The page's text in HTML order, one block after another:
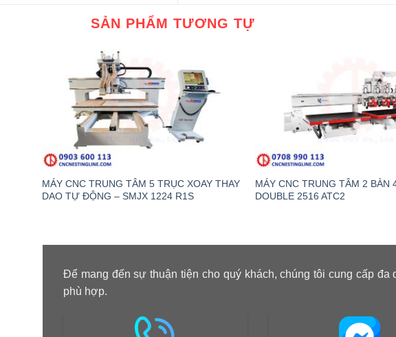
SẢN PHẨM TƯƠNG TỰ
MÁY CNC TRUNG TÂM 5 TRỤC XOAY THAY
DAO TỰ ĐỘNG – SMJX 1224 R1S
MÁY CNC TRUNG TÂM 2 BÀN
DOUBLE 2516 ATC2
Để mang đến sự thuận tiện cho quý khách, chúng tôi cung cấp
phù hợp.